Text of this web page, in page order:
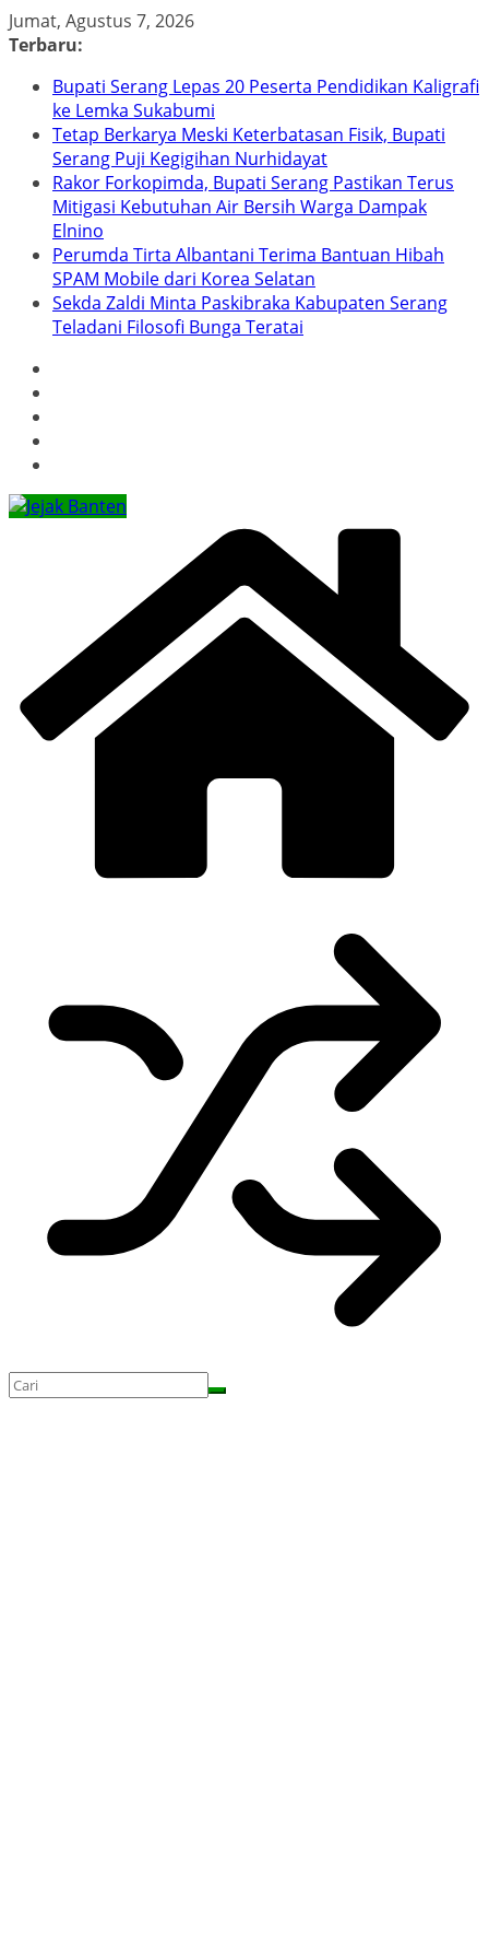
Skip
to
Jumat, Agustus 7, 2026
Terbaru:
Bupati Serang Lepas 20 Peserta Pendidikan Kaligrafi
ke Lemka Sukabumi
Tetap Berkarya Meski Keterbatasan Fisik, Bupati
Serang Puji Kegigihan Nurhidayat
Rakor Forkopimda, Bupati Serang Pastikan Terus
Mitigasi Kebutuhan Air Bersih Warga Dampak
Elnino
Perumda Tirta Albantani Terima Bantuan Hibah
SPAM Mobile dari Korea Selatan
Sekda Zaldi Minta Paskibraka Kabupaten Serang
Teladani Filosofi Bunga Teratai